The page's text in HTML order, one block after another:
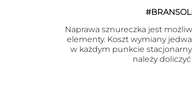
Naprawa sznureczka jest
elementy. Koszt wymiany
w każdym punkcie
należy